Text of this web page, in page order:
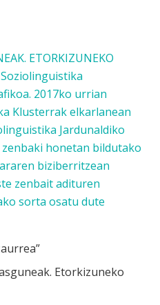
ETORKIZUNEKO
Soziolinguistika
2017ko urrian
Klusterrak elkarlanean
Jardunaldiko
honetan bildutako
biziberritzean
zenbait adituren
sorta osatu dute
Etorkizuneko